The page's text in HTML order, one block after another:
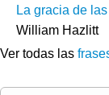
La gracia de
William Hazlitt
Ver todas las